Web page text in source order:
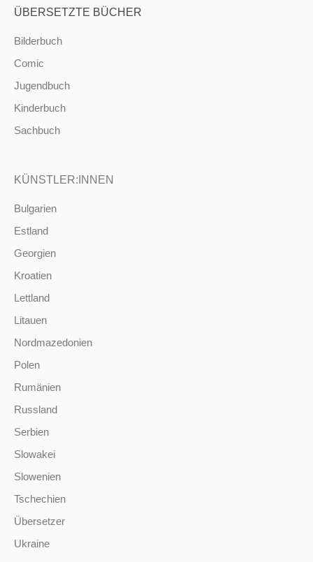
ÜBERSETZTE BÜCHER
Bilderbuch
Comic
Jugendbuch
Kinderbuch
Sachbuch
KÜNSTLER:INNEN
Bulgarien
Estland
Georgien
Kroatien
Lettland
Litauen
Nordmazedonien
Polen
Rumänien
Russland
Serbien
Slowakei
Slowenien
Tschechien
Übersetzer
Ukraine